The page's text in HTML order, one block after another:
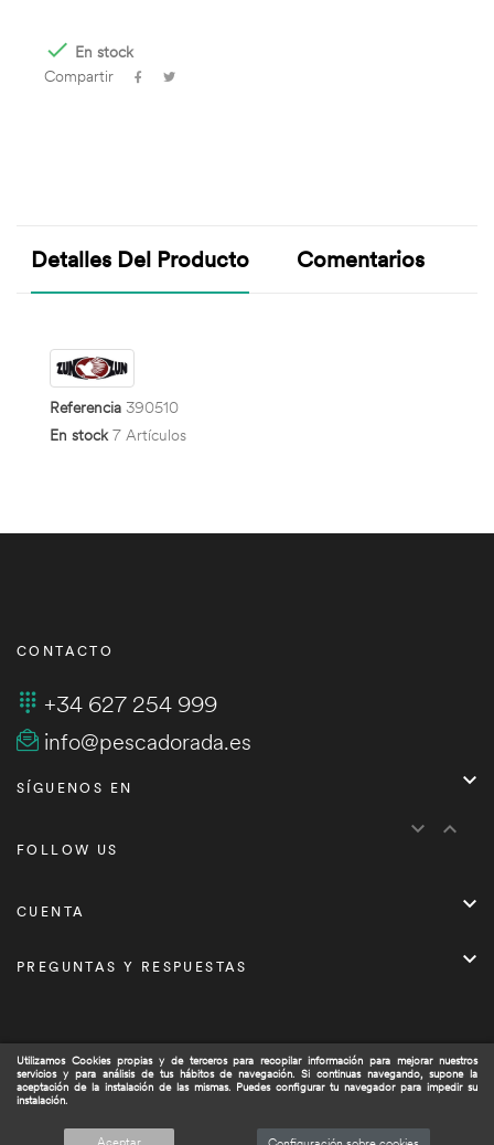
Utilizamos Cookies propias y de terceros para recopilar información para mejorar nuestros
servicios y para análisis de tus hábitos de navegación. Si continuas navegando, supone la
aceptación de la instalación de las mismas. Puedes configurar tu navegador para impedir su
instalación.
Aceptar
 En stock
Compartir
Detalles Del Producto Comentarios
Referencia 390510
En stock 7 Artículos
CONTACTO
+34 627 254 999
info@pescadorada.es
SÍGUENOS EN 
FOLLOW US
 
CUENTA 
PREGUNTAS Y RESPUESTAS 
Copyright © 2021 Pescadorada.es/. Todos los derechos